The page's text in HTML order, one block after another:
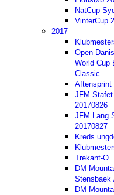
NatCup
VinterCup
2017
Open
World Cup
Classic
Aftensprint
JFM
20170826
JFM Lang
20170827
Kreds
Trekant-O
DM
Stensbaek
DM